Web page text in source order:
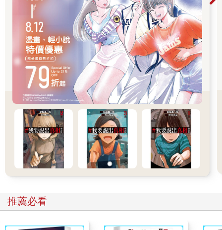
推薦必看